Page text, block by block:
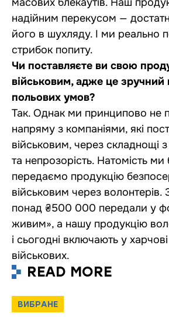
надійним перекусом —
його в шухляду. І ми реально
стрибок попиту.
Чи поставляєте ви свою
військовим, адже це зручний
польових умов?
Так. Однак ми принципово не
напряму з компаніями, які
військовим, через складнощі
та непрозорість. Натомість
передаємо продукцію
військовим через волонтерів.
понад ₴500 000 передали у
живим», а нашу продукцію
і сьогодні включають у
військових.
READ MORE
ВИБРАНЕ